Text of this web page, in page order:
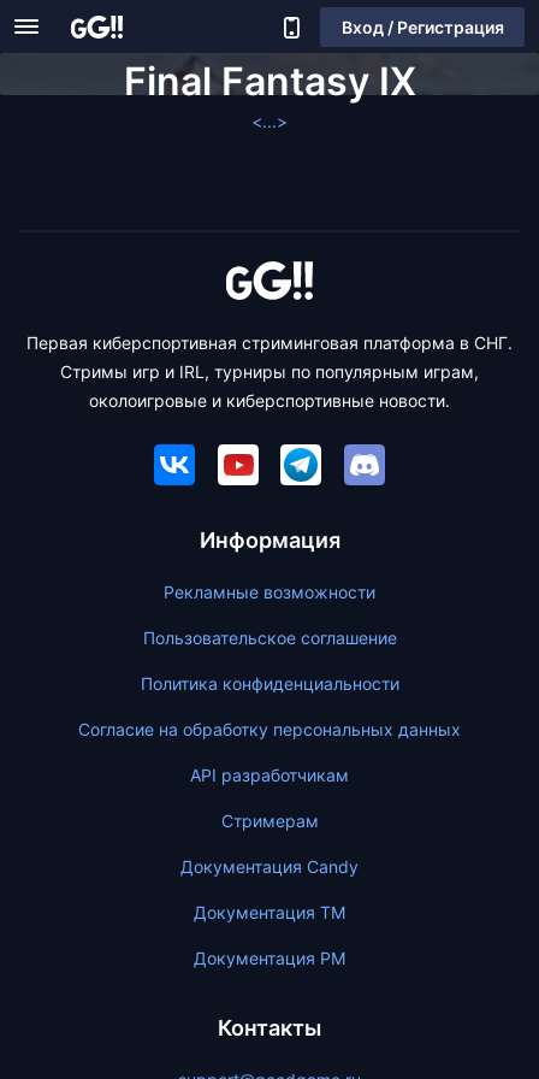
Вход / Регистрация
Final Fantasy IX
<...>
Первая киберспортивная стриминговая платформа в СНГ.
Стримы игр и IRL, турниры по популярным играм,
околоигровые и киберспортивные новости.
Информация
Рекламные возможности
Пользовательское соглашение
Политика конфиденциальности
Согласие на обработку персональных данных
API разработчикам
Стримерам
Документация Candy
Документация ТМ
Документация PM
Контакты